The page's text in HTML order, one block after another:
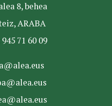
8, behea
ARABA
71 60 09